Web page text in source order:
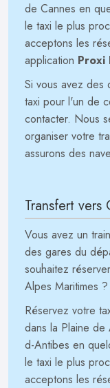
de Cannes en
le taxi le plus
acceptons les
application Proxi
Si vous avez des
taxi pour l'un de
contacter. Nous
organiser votre
assurons des
Transfert
Vous avez un
des gares du
souhaitez
Alpes Maritimes ?
Réservez votre
dans la Plaine
d-Antibes en
le taxi le plus
acceptons les